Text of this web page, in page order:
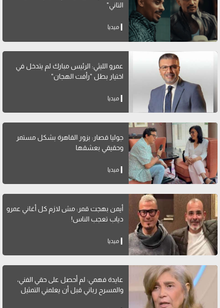
التاني"
ميديا
عمرو الليثي: الرئيس مبارك لم يتدخل في
اختيار بطل "رأفت الهجان"
ميديا
جوليا قصار: بزور القاهرة بشكل مستمر
وحقيقي بعشقها
ميديا
أيمن بهجت قمر: مش لازم كل أغاني عمرو
دياب تعجب الناس!
ميديا
عايدة فهمي: لم أحصل على حقي الفني،
والمسرح رباني قبل أن يعلمني التمثيل